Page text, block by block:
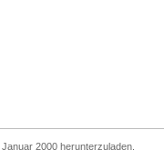
2000 herunterzuladen.